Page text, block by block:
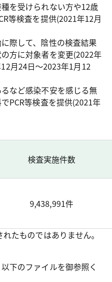
を受けられない方や12歳
等検査を提供(2021年12月
際して、陰性の検査結果
方に対象者を変更(2022年
月24日～2023年1月12
など感染不安を感じる無
PCR等検査を提供(2021年
検査実施件数
9,438,991件
たものではありません。
下のファイルを御参照く